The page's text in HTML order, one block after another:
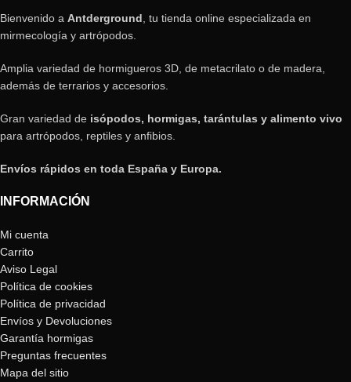
Bienvenido a Antderground , tu tienda online especializada en
mirmecología y artrópodos.
Amplia variedad de hormigueros 3D, de metacrilato o de madera,
además de terrarios y accesorios.
Gran variedad de isópodos, hormigas, tarántulas y alimento vivo
para artrópodos, reptiles y anfibios.
Envíos rápidos en toda España y Europa.
INFORMACIÓN
Mi cuenta
Carrito
Aviso Legal
Política de cookies
Política de privacidad
Envíos y Devoluciones
Garantía hormigas
Preguntas frecuentes
Mapa del sitio